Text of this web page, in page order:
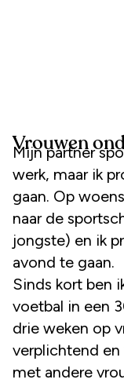
Vrouwen
Mijn partner
werk, maar ik
gaan. Op
naar de
jongste) en ik
avond te gaan.
Sinds kort ben
voetbal in een
drie weken op
verplichtend
met andere